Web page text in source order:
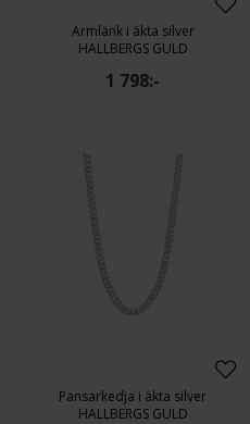
Armlänk i äkta silver
HALLBERGS GULD
1 798:-
Pansarkedja i äkta silver
HALLBERGS GULD